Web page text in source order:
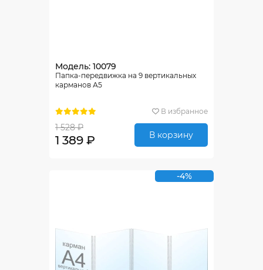
Модель: 10079
Папка-передвижка на 9 вертикальных
карманов А5
В избранное
1 528 ₽
1 389 ₽ В корзину
-4%